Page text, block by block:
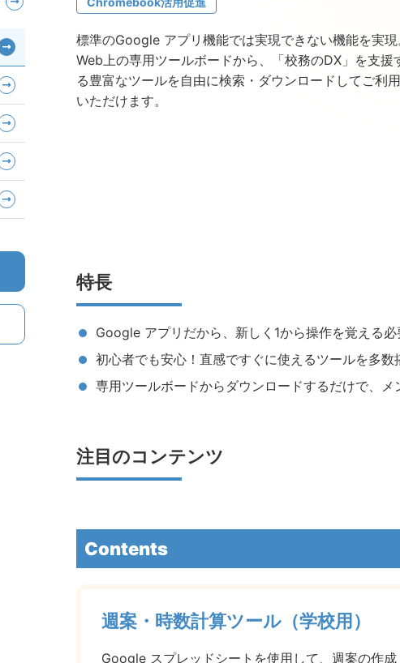
標準のGoogle アプリ機能では実現できない機能を実現
Web上の専用ツールボードから、「校務のDX」を支援
る豊富なツールを自由に検索・ダウンロードしてご利用
いただけます。
特長
Google アプリだから、新しく1から操作を覚える
初心者でも安心！直感ですぐに使えるツールを多数
専用ツールボードからダウンロードするだけで、メ
注目のコンテンツ
Contents
週案・時数計算ツール（学校用）
Google スプレッドシートを使用して、週案の作